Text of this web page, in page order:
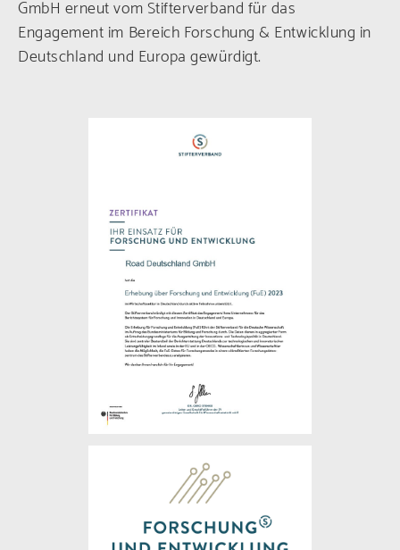
GmbH erneut vom Stifterverband für das
Engagement im Bereich Forschung & Entwicklung in
Deutschland und Europa gewürdigt.